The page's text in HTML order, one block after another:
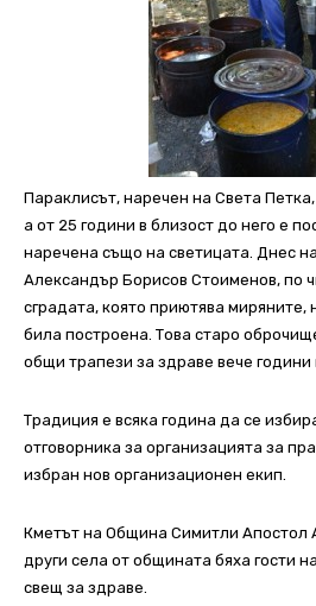
Параклисът, наречен на Света
а от 25 години в близост до него е
наречена също на светицата. Днес
Александър Борисов Стоименов, по
сградата, която приютява миряните,
била построена. Това старо
общи трапези за здраве вече години
Традиция е всяка година да се
отговорника за организацията за
избран нов организационен екип.
Кметът на Община Симитли Апостол
други села от общината бяха гости
свещ за здраве.